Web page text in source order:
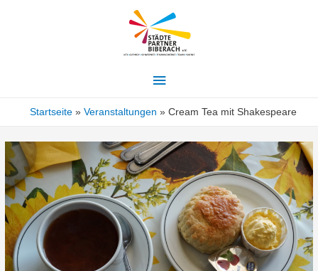
Hauptmenü
Startseite Veranstaltungen Cream Tea mit Shakespeare